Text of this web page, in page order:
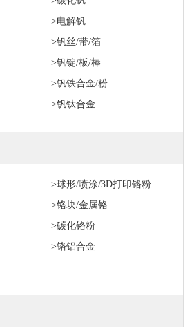
>电解钒
>钒丝/带/箔
>钒锭/板/棒
>钒铁合金/粉
>钒钛合金
>球形/喷涂/3D打印铬粉
>铬块/金属铬
>碳化铬粉
>铬铝合金